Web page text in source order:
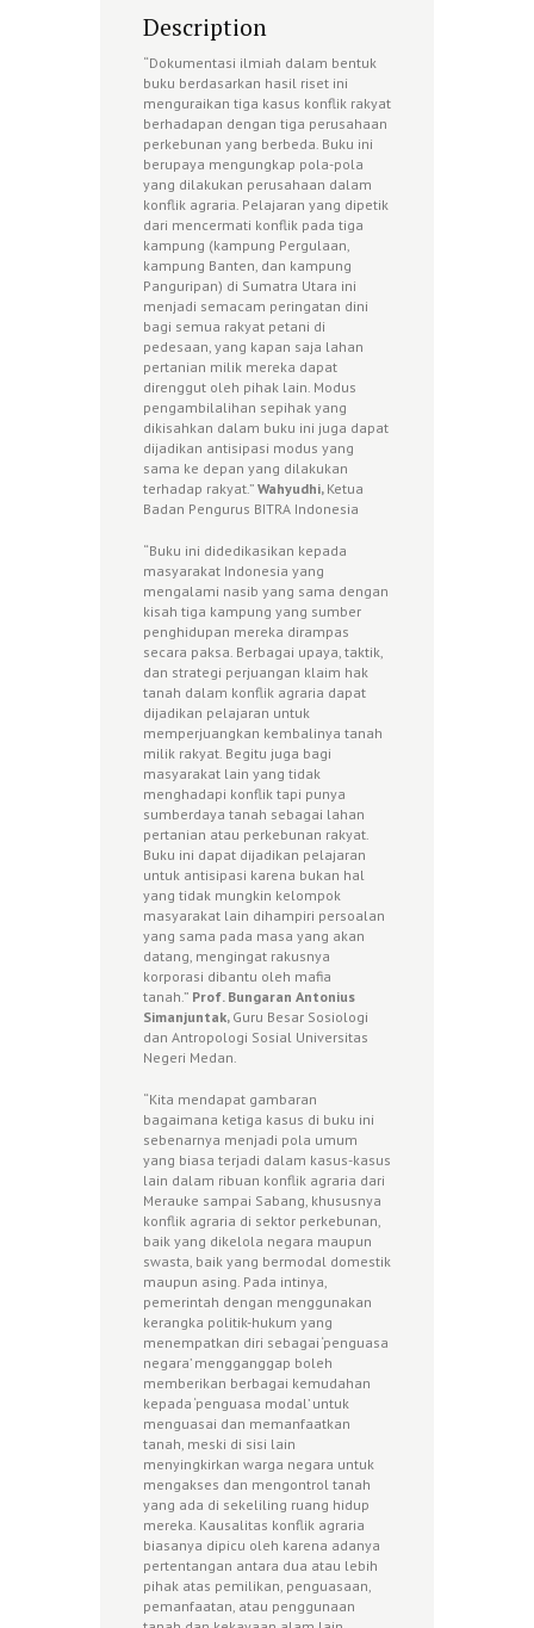
Description
“Dokumentasi ilmiah dalam bentuk
buku berdasarkan hasil riset ini
menguraikan tiga kasus konflik rakyat
berhadapan dengan tiga perusahaan
perkebunan yang berbeda. Buku ini
berupaya mengungkap pola-pola
yang dilakukan perusahaan dalam
konflik agraria. Pelajaran yang dipetik
dari mencermati konflik pada tiga
kampung (kampung Pergulaan,
kampung Banten, dan kampung
Panguripan) di Sumatra Utara ini
menjadi semacam peringatan dini
bagi semua rakyat petani di
pedesaan, yang kapan saja lahan
pertanian milik mereka dapat
direnggut oleh pihak lain. Modus
pengambilalihan sepihak yang
dikisahkan dalam buku ini juga dapat
dijadikan antisipasi modus yang
sama ke depan yang dilakukan
terhadap rakyat.” Wahyudhi, Ketua
Badan Pengurus BITRA Indonesia
“Buku ini didedikasikan kepada
masyarakat Indonesia yang
mengalami nasib yang sama dengan
kisah tiga kampung yang sumber
penghidupan mereka dirampas
secara paksa. Berbagai upaya, taktik,
dan strategi perjuangan klaim hak
tanah dalam konflik agraria dapat
dijadikan pelajaran untuk
memperjuangkan kembalinya tanah
milik rakyat. Begitu juga bagi
masyarakat lain yang tidak
menghadapi konflik tapi punya
sumberdaya tanah sebagai lahan
pertanian atau perkebunan rakyat.
Buku ini dapat dijadikan pelajaran
untuk antisipasi karena bukan hal
yang tidak mungkin kelompok
masyarakat lain dihampiri persoalan
yang sama pada masa yang akan
datang, mengingat rakusnya
korporasi dibantu oleh mafia
tanah.” Prof. Bungaran Antonius
Simanjuntak, Guru Besar Sosiologi
dan Antropologi Sosial Universitas
Negeri Medan.
“Kita mendapat gambaran
bagaimana ketiga kasus di buku ini
sebenarnya menjadi pola umum
yang biasa terjadi dalam kasus-kasus
lain dalam ribuan konflik agraria dari
Merauke sampai Sabang, khususnya
konflik agraria di sektor perkebunan,
baik yang dikelola negara maupun
swasta, baik yang bermodal domestik
maupun asing. Pada intinya,
pemerintah dengan menggunakan
kerangka politik-hukum yang
menempatkan diri sebagai ‘penguasa
negara’ mengganggap boleh
memberikan berbagai kemudahan
kepada ‘penguasa modal’ untuk
menguasai dan memanfaatkan
tanah, meski di sisi lain
menyingkirkan warga negara untuk
mengakses dan mengontrol tanah
yang ada di sekeliling ruang hidup
mereka. Kausalitas konflik agraria
biasanya dipicu oleh karena adanya
pertentangan antara dua atau lebih
pihak atas pemilikan, penguasaan,
pemanfaatan, atau penggunaan